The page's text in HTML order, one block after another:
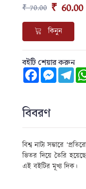
₹ 70.00 ₹ 60.00
কিনুন
বইটি শেয়ার করুন
Facebook
বিবরণ
বিশ্ব নাট্য সম্ভারে ‘
ভিতর দিয়ে তৈরি হয়েছে
এই বইটির মূখ্য দিক।